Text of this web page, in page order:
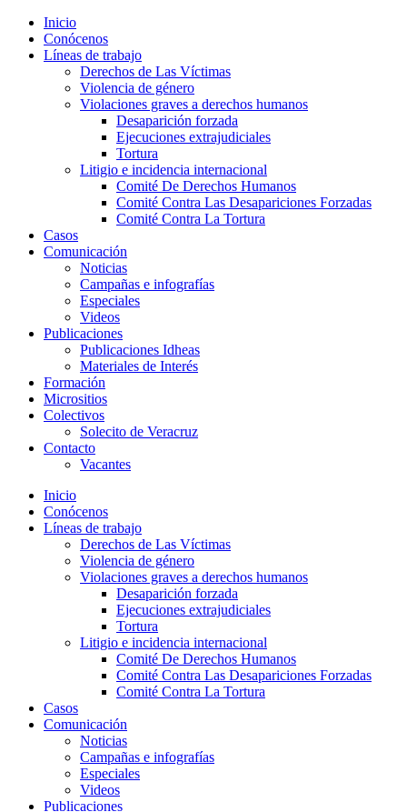
Inicio
Conócenos
Líneas de trabajo
Derechos de Las Víctimas
Violencia de género
Violaciones graves a derechos humanos
Desaparición forzada​
Ejecuciones extrajudiciales
Tortura
Litigio e incidencia internacional
Comité De Derechos Humanos​
Comité Contra Las Desapariciones Forzadas
Comité Contra La Tortura​
Casos
Comunicación
Noticias
Campañas e infografías
Especiales
Videos
Publicaciones
Publicaciones Idheas
Materiales de Interés
Formación
Micrositios
Colectivos
Solecito de Veracruz
Contacto
Vacantes
Inicio
Conócenos
Líneas de trabajo
Derechos de Las Víctimas
Violencia de género
Violaciones graves a derechos humanos
Desaparición forzada​
Ejecuciones extrajudiciales
Tortura
Litigio e incidencia internacional
Comité De Derechos Humanos​
Comité Contra Las Desapariciones Forzadas
Comité Contra La Tortura​
Casos
Comunicación
Noticias
Campañas e infografías
Especiales
Videos
Publicaciones